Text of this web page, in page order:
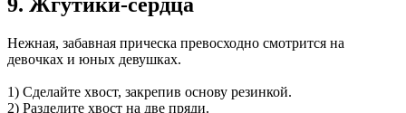
9. Жгутики-сердца
Нежная, забавная прическа превосходно смотрится на
девочках и юных девушках.
1) Сделайте хвост, закрепив основу резинкой.
2) Разделите хвост на две пряди.